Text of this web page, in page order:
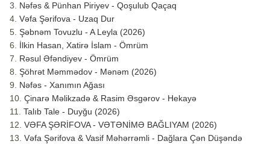
Nəfəs & Pünhan Piriyev - Qoşulub Qaçaq
Vəfa Şərifova - Uzaq Dur
Şəbnəm Tovuzlu - A Leyla (2026)
İlkin Hasan, Xatirə İslam - Ömrüm
Rəsul Əfəndiyev - Ömrüm
Şöhrət Məmmədov - Mənəm (2026)
Nəfəs - Xanımın Ağası
Çinarə Məlikzadə & Rasim Əsgərov - Hekayə
Talıb Tale - Duyğu (2026)
VƏFA ŞƏRİFOVA - VƏTƏNİMƏ BAĞLIYAM (2026)
Vəfa Şərifova & Vasif Məhərrəmli - Dağlara Çən Düşəndə